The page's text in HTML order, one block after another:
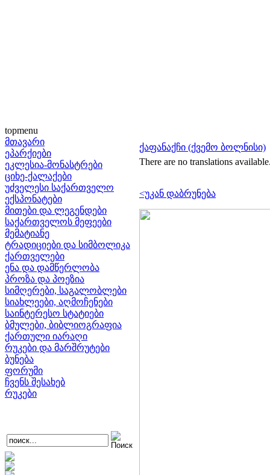
topmenu
მთავარი
ეპარქიები
ეკლესია-მონასტრები
ციხე-ქალაქები
უძველესი საქართველო
ექსპონატები
მითები და ლეგენდები
საქართველოს მეფეები
მემატიანე
ტრადიციები და სიმბოლიკა
ქართველები
ენა და დამწერლობა
პროზა და პოეზია
სიმღერები, საგალობლები
სიახლეები, აღმოჩენები
საინტერესო სტატიები
ბმულები, ბიბლიოგრაფია
ქართული იარაღი
რუკები და მარშრუტები
ბუნება
ფორუმი
ჩვენს შესახებ
რუკები
ქაფანაქჩი (ქვემო ბოლნისი)
There are no translations
<უკან დაბრუნება